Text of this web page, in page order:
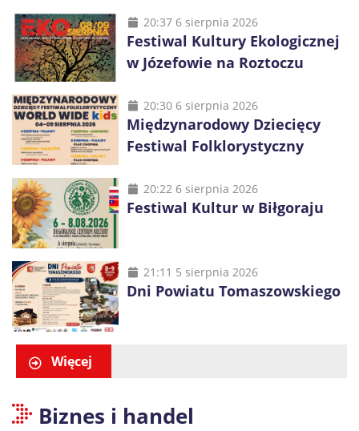
20:37 6 sierpnia 2026
Festiwal Kultury Ekologicznej
w Józefowie na Roztoczu
20:30 6 sierpnia 2026
Międzynarodowy Dziecięcy
Festiwal Folklorystyczny
20:22 6 sierpnia 2026
Festiwal Kultur w Biłgoraju
21:11 5 sierpnia 2026
Dni Powiatu Tomaszowskiego
Więcej
Biznes i handel